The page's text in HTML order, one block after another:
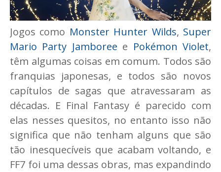
Jogos como Monster Hunter Wilds, Super
Mario Party Jamboree e Pokémon Violet,
têm algumas coisas em comum. Todos são
franquias japonesas, e todos são novos
capítulos de sagas que atravessaram as
décadas. E Final Fantasy é parecido com
elas nesses quesitos, no entanto isso não
significa que não tenham alguns que são
tão inesquecíveis que acabam voltando, e
FF7 foi uma dessas obras, mas expandindo